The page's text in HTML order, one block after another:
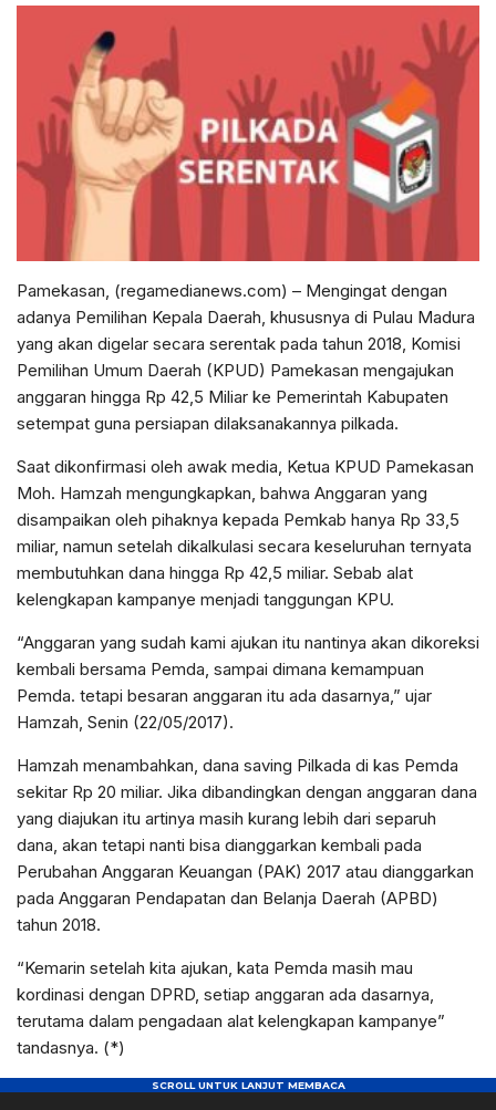
Pamekasan, (regamedianews.com) – Mengingat dengan
adanya Pemilihan Kepala Daerah, khususnya di Pulau Madura
yang akan digelar secara serentak pada tahun 2018, Komisi
Pemilihan Umum Daerah (KPUD) Pamekasan mengajukan
anggaran hingga Rp 42,5 Miliar ke Pemerintah Kabupaten
setempat guna persiapan dilaksanakannya pilkada.
Saat dikonfirmasi oleh awak media, Ketua KPUD Pamekasan
Moh. Hamzah mengungkapkan, bahwa Anggaran yang
disampaikan oleh pihaknya kepada Pemkab hanya Rp 33,5
miliar, namun setelah dikalkulasi secara keseluruhan ternyata
membutuhkan dana hingga Rp 42,5 miliar. Sebab alat
kelengkapan kampanye menjadi tanggungan KPU.
“Anggaran yang sudah kami ajukan itu nantinya akan dikoreksi
kembali bersama Pemda, sampai dimana kemampuan
Pemda. tetapi besaran anggaran itu ada dasarnya,” ujar
Hamzah, Senin (22/05/2017).
Hamzah menambahkan, dana saving Pilkada di kas Pemda
sekitar Rp 20 miliar. Jika dibandingkan dengan anggaran dana
yang diajukan itu artinya masih kurang lebih dari separuh
dana, akan tetapi nanti bisa dianggarkan kembali pada
Perubahan Anggaran Keuangan (PAK) 2017 atau dianggarkan
pada Anggaran Pendapatan dan Belanja Daerah (APBD)
tahun 2018.
“Kemarin setelah kita ajukan, kata Pemda masih mau
kordinasi dengan DPRD, setiap anggaran ada dasarnya,
terutama dalam pengadaan alat kelengkapan kampanye”
tandasnya. (*)